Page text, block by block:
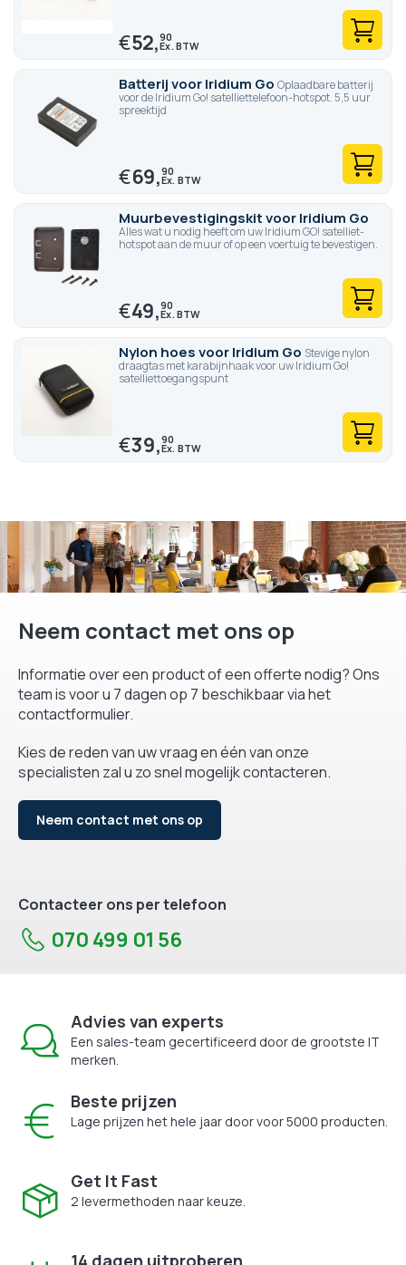
€52,90
Batterij voor Iridium Go Oplaadbare batterij
voor de Iridium Go! satelliettelefoon-hotspot. 5,5 uur
spreektijd
€69,90
Muurbevestigingskit voor Iridium Go
Alles wat u nodig heeft om uw Iridium GO! satelliet-
hotspot aan de muur of op een voertuig te bevestigen.
€49,90
Nylon hoes voor Iridium Go Stevige nylon
draagtas met karabijnhaak voor uw Iridium Go!
satelliettoegangspunt
€39,90
Neem contact met ons op
Informatie over een product of een offerte nodig? Ons
team is voor u 7 dagen op 7 beschikbaar via het
contactformulier.
Kies de reden van uw vraag en één van onze
specialisten zal u zo snel mogelijk contacteren.
Neem contact met ons op
Contacteer ons per telefoon
070 499 01 56
Advies van experts
Een sales-team gecertificeerd door de grootste IT
merken.
Beste prijzen
Lage prijzen het hele jaar door voor 5000 producten.
Get It Fast
2 levermethoden naar keuze.
14 dagen uitproberen